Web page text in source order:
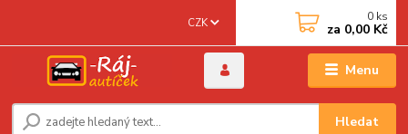
Menu
CZK
Hledat
0 ks
za 0,00 Kč